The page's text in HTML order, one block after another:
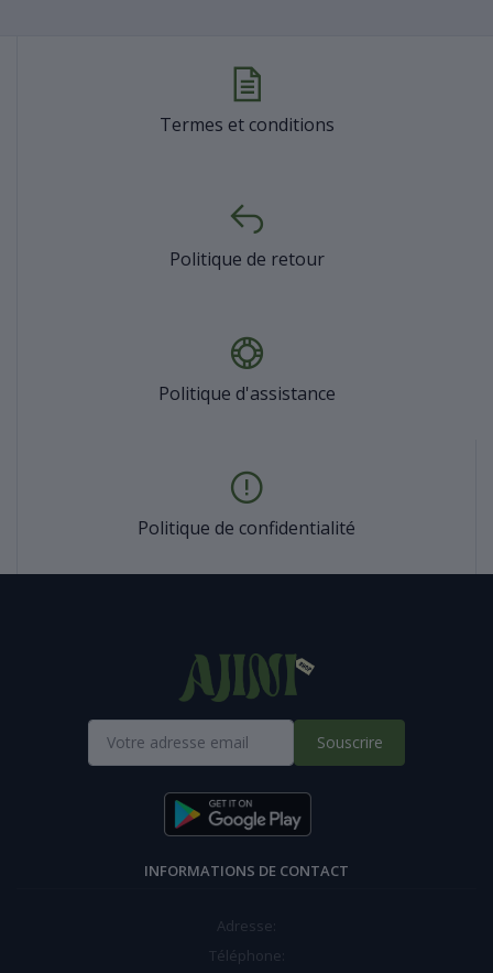
Termes et conditions
Politique de retour
Politique d'assistance
Politique de confidentialité
Souscrire
INFORMATIONS DE CONTACT
Adresse:
Téléphone: